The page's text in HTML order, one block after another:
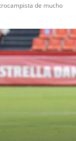
de mucho